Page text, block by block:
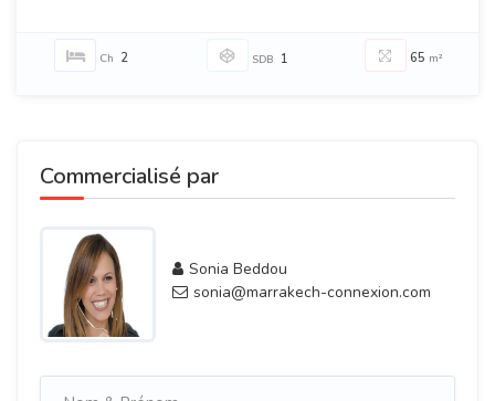
Ch 2 SDB 1 65 m²
Commercialisé par
Sonia Beddou
sonia@marrakech-connexion.com